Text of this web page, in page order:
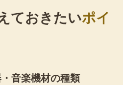
ておきたいポイ
音楽機材の種類